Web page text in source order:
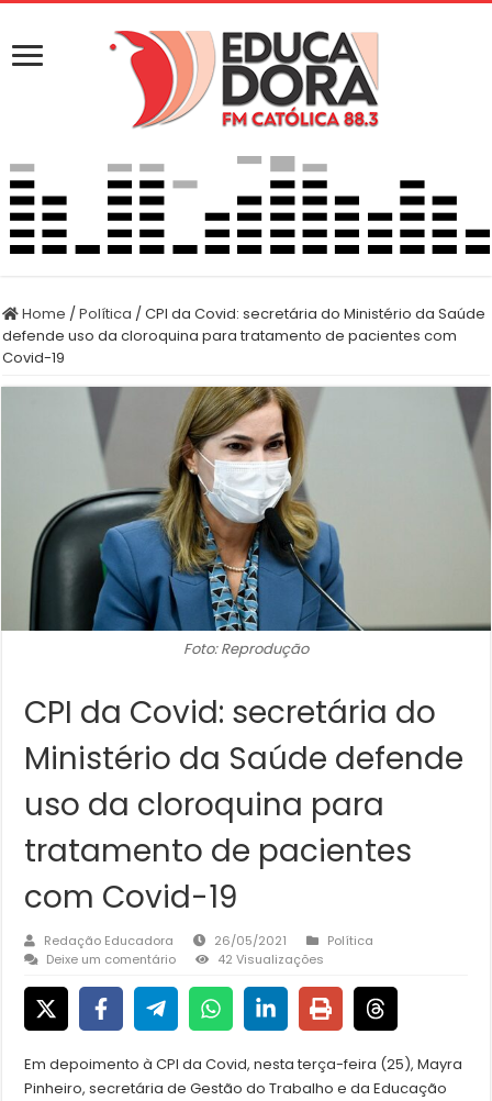
Home /Política /CPI da Covid: secretária do Ministério da Saúde
defende uso da cloroquina para tratamento de pacientes com
Covid-19
Foto: Reprodução
CPI da Covid: secretária do
Ministério da Saúde defende
uso da cloroquina para
tratamento de pacientes
com Covid-19
Redação Educadora 26/05/2021
Política
Deixe um comentário
42 Visualizações
Em depoimento à CPI da Covid, nesta terça-feira (25), Mayra
Pinheiro, secretária de Gestão do Trabalho e da Educação